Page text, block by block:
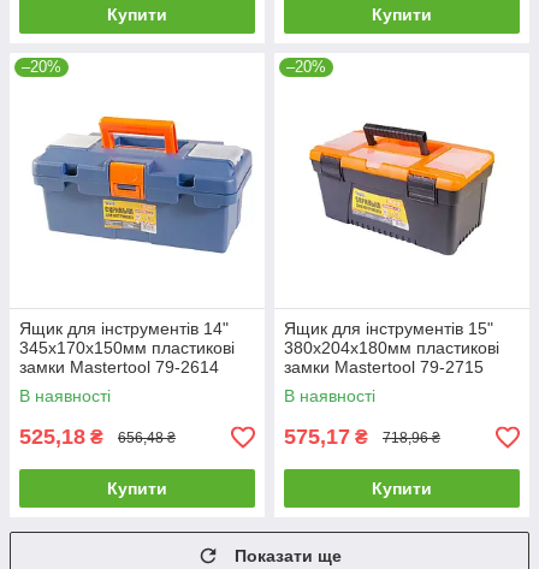
Купити Купити
–20%
Ящик для інструментів 14"
345х170х150мм пластикові
замки Mastertool 79-2614
В наявності
525,18 ₴ 656,48 ₴
Купити
–20%
Ящик для інструментів 15"
380х204х180мм пластикові
замки Mastertool 79-2715
В наявності
575,17 ₴ 718,96 ₴
Купити
Показати ще